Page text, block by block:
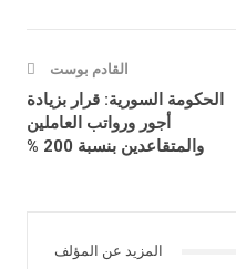
القادم بوست
الحكومة السورية: قرار بزيادة
أجور ورواتب العاملين
والمتقاعدين بنسبة 200 %
المزيد عن المؤلف